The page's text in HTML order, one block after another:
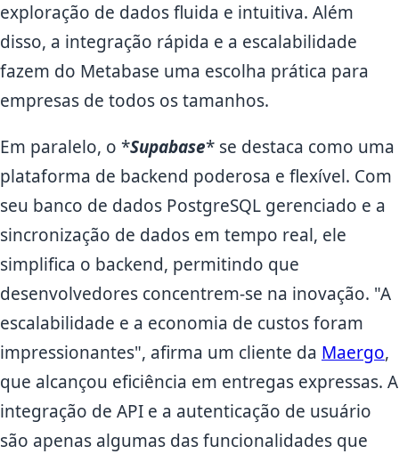
exploração de dados fluida e intuitiva. Além
disso, a integração rápida e a escalabilidade
fazem do Metabase uma escolha prática para
empresas de todos os tamanhos.
Em paralelo, o *Supabase* se destaca como uma
plataforma de backend poderosa e flexível. Com
seu banco de dados PostgreSQL gerenciado e a
sincronização de dados em tempo real, ele
simplifica o backend, permitindo que
desenvolvedores concentrem-se na inovação. "A
escalabilidade e a economia de custos foram
impressionantes", afirma um cliente da Maergo,
que alcançou eficiência em entregas expressas. A
integração de API e a autenticação de usuário
são apenas algumas das funcionalidades que